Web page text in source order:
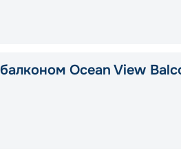
Ocean View